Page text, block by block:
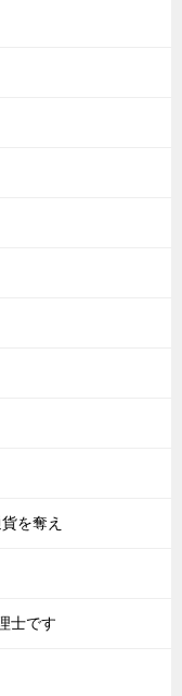
を奪え
士です